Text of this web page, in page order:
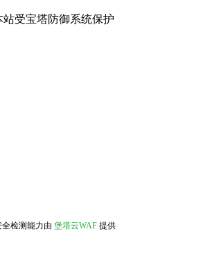
站受宝塔防御系统保护
全检测能力由 堡塔云WAF 提供